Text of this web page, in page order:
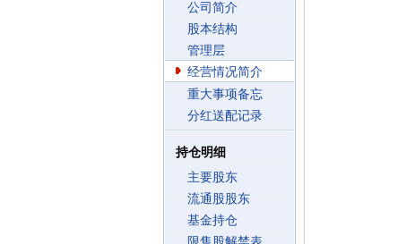
公司简介
股本结构
管理层
经营情况简介
重大事项备忘
分红送配记录
持仓明细
主要股东
流通股股东
基金持仓